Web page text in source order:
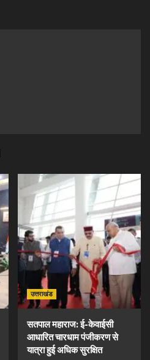
उत्तराखंड
सतपाल महाराज: ई-केवाईसी
आधारित चारधाम पंजीकरण से
यात्रा हुई अधिक सुरक्षित